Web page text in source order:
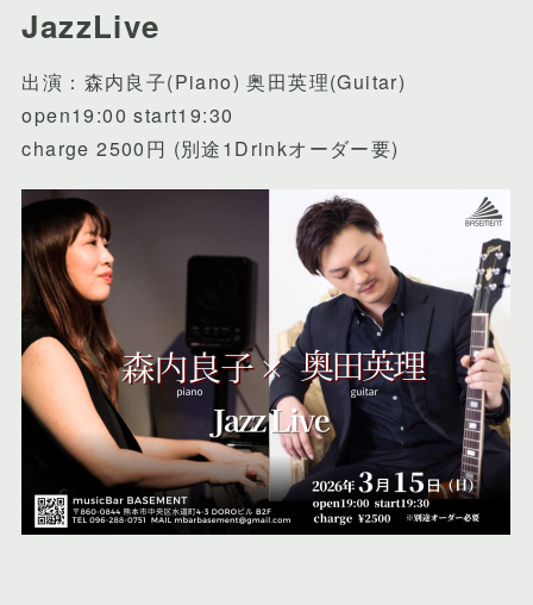
JazzLive
出演：森内良子(Piano) 奥田英理(Guitar)
open19:00 start19:30
charge 2500円 (別途1Drinkオーダー要)